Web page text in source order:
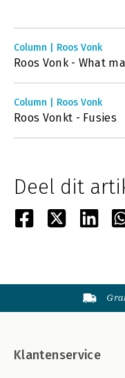
Column | Roos Vonk
Roos Vonk - What
Column | Roos Vonk
Roos Vonkt - Fusies
Deel dit
Klantenservice